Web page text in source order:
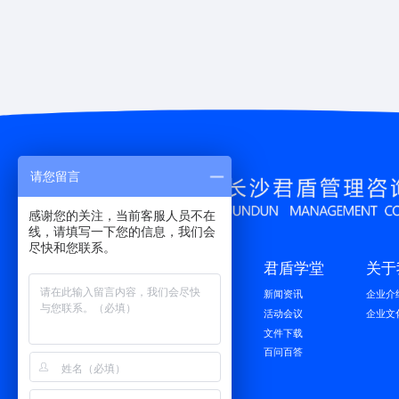
军工资质
企业培训
市场调研
君盾学堂
新闻资讯
活动会议
文件下载
百问百答
关
企业介
企业文
请您留言
感谢您的关注，当前客服人员不在
线，请填写一下您的信息，我们会
尽快和您联系。